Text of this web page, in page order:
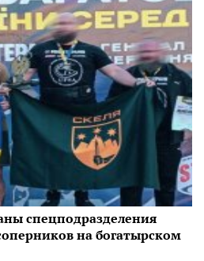
спецподразделения
на богатырском